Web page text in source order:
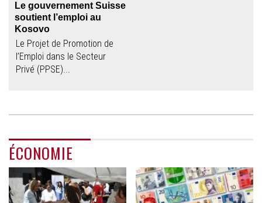
Le gouvernement Suisse
soutient l’emploi au
Kosovo
Le Projet de Promotion de
l’Emploi dans le Secteur
Privé (PPSE)...
ÉCONOMIE